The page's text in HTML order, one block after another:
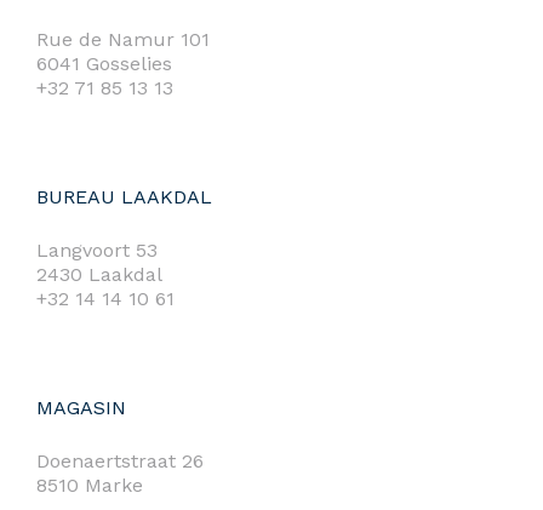
Rue de Namur 101
6041 Gosselies
+32 71 85 13 13
BUREAU LAAKDAL
Langvoort 53
2430 Laakdal
+32 14 14 10 61
MAGASIN
Doenaertstraat 26
8510 Marke